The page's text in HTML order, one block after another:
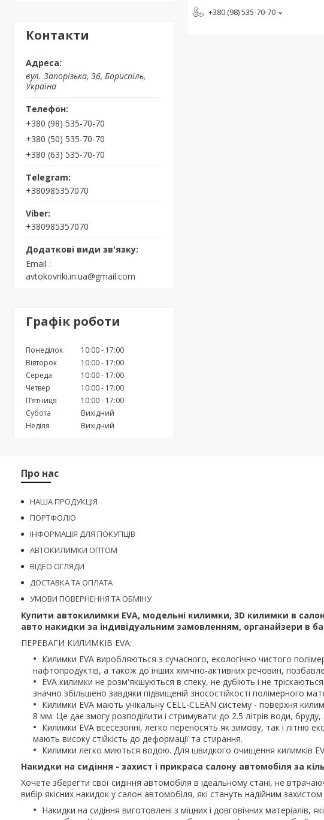
Контакти
вул. Запорізька, 36, Бориспіль,
Україна
+380 (98) 535-70-70
+380 (50) 535-70-70
+380 (63) 535-70-70
+380985357070
+380985357070
Email
avtokovriki.in.ua@gmail.com
Графік роботи
Понеділок 10:00
17:00
Вівторок
10:00
17:00
Середа
10:00
17:00
Четвер
10:00
17:00
Пʼятниця
10:00
17:00
Субота
Вихідний
Неділя
Вихідний
+380 (98) 535-70-70
Про нас
НАША ПРОДУКЦІЯ
ПОРТФОЛІО
ІНФОРМАЦІЯ ДЛЯ ПОКУПЦІВ
АВТОКИЛИМКИ ОПТОМ
ВІДЕО ОГЛЯДИ
ДОСТАВКА ТА ОПЛАТА
УМОВИ ПОВЕРНЕННЯ ТА ОБМІНУ
Купити автокилимки EVA, модельні килимки, 3D килимки в
авто накидки за індивідуальним замовленням, органайзери в
ПЕРЕВАГИ КИЛИМКІВ EVA:
Килимки EVA виробляються з сучасного, екологічно чистого
нафтопродуктів, а також до інших хімічно-активних речовин,
EVA килимки не розм'якшуються в спеку, не дубіють і не
значно збільшено завдяки підвищеній зносостійкості полімерного
Килимки EVA мають унікальну CELL-CLEAN систему - поверхня
8 мм. Це дає змогу розподілити і стримувати до 2.5 літрів води,
Килимки EVA всесезонні, легко переносять як зимову, так і літню
мають високу стійкість до деформації та стирання.
Килимки легко миються водою. Для швидкого очищення килимків
Накидки на сидіння - захист і прикраса салону автомобіля за
Хочете зберегти свої сидіння автомобіля в ідеальному стані, не
вибір якісних накидок у салон автомобіля, які стануть надійним
Накидки на сидіння виготовлені з міцних і довговічних